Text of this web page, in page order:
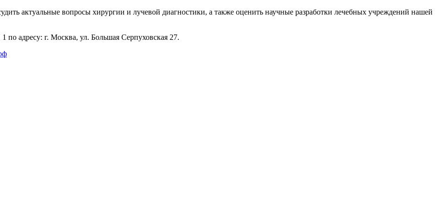
актуальные вопросы хирургии и лучевой диагностики, а также оценить научные разработки лечебных учреждений нашей
адресу: г. Москва, ул. Большая Серпуховская 27.